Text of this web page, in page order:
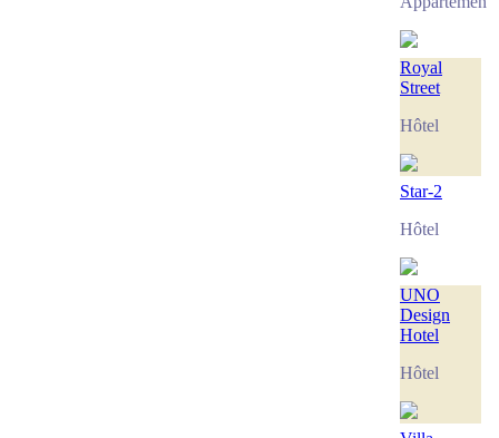
Royal
Street
Hôtel
Star-2
Hôtel
UNO
Design
Hotel
Hôtel